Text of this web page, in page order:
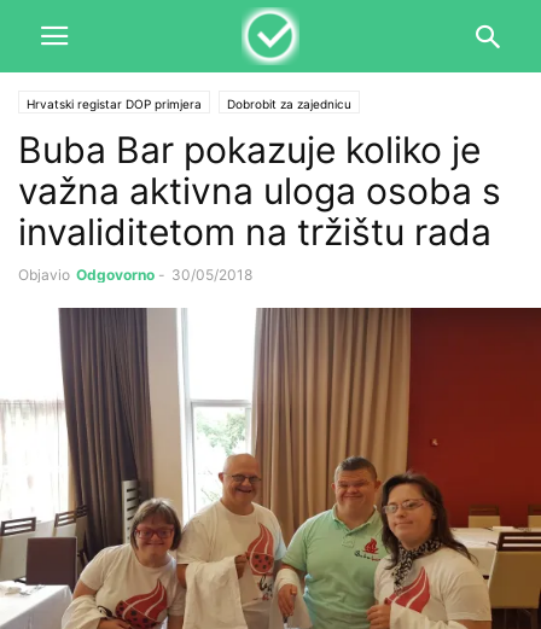
Hrvatski registar DOP primjera Dobrobit za zajednicu
Buba Bar pokazuje koliko je
važna aktivna uloga osoba s
invaliditetom na tržištu rada
Objavio Odgovorno - 30/05/2018